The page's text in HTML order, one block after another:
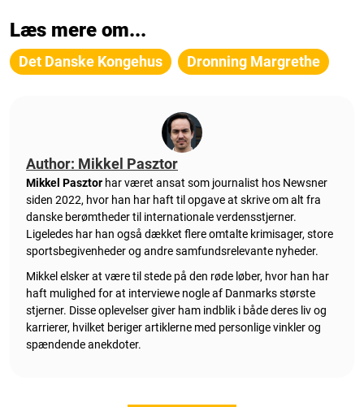
Læs mere om...
Det Danske Kongehus Dronning Margrethe
Author: Mikkel Pasztor
Mikkel Pasztor har været ansat som journalist hos Newsner
siden 2022, hvor han har haft til opgave at skrive om alt fra
danske berømtheder til internationale verdensstjerner.
Ligeledes har han også dækket flere omtalte krimisager, store
sportsbegivenheder og andre samfundsrelevante nyheder.
Mikkel elsker at være til stede på den røde løber, hvor han har
haft mulighed for at interviewe nogle af Danmarks største
stjerner. Disse oplevelser giver ham indblik i både deres liv og
karrierer, hvilket beriger artiklerne med personlige vinkler og
spændende anekdoter.